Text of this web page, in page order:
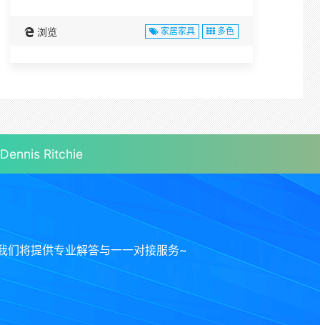
浏览 家居家具 多色
Ritchie
们将提供专业解答与一一对接服务~